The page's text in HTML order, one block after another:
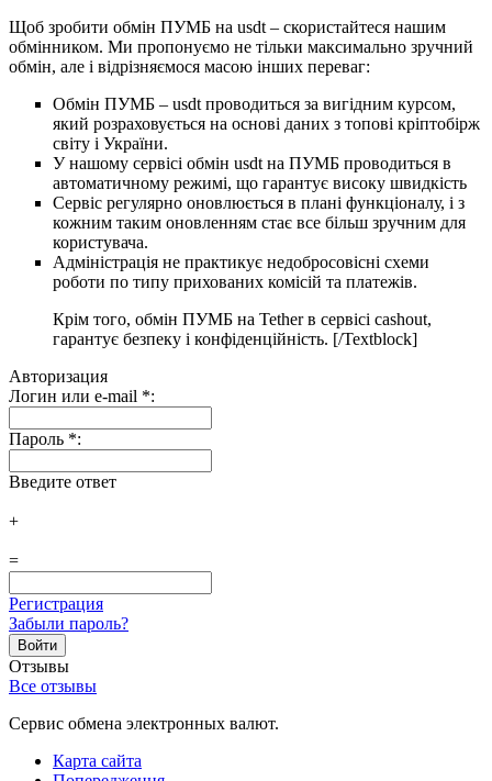
Щоб зробити обмін ПУМБ на usdt – скористайтеся нашим
обмінником. Ми пропонуємо не тільки максимально зручний
обмін, але і відрізняємося масою інших переваг:
Обмін ПУМБ – usdt проводиться за вигідним курсом,
який розраховується на основі даних з топові кріптобірж
світу і України.
У нашому сервісі обмін usdt на ПУМБ проводиться в
автоматичному режимі, що гарантує високу швидкість
Сервіс регулярно оновлюється в плані функціоналу, і з
кожним таким оновленням стає все більш зручним для
користувача.
Адміністрація не практикує недобросовісні схеми
роботи по типу прихованих комісій та платежів.
Крім того, обмін ПУМБ на Tether в сервісі cashout,
гарантує безпеку і конфіденційність. [/Textblock]
Авторизация
Логин или e-mail *:
Пароль *:
Введите ответ
+
=
Регистрация
Забыли пароль?
Отзывы
Все отзывы
Сервис обмена электронных валют.
Карта сайта